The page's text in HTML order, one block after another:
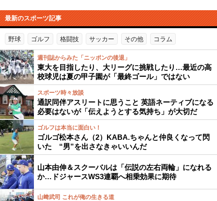
最新のスポーツ記事
野球 ゴルフ 格闘技 サッカー その他 コラム
週刊誌からみた「ニッポンの後退」
東大を目指したり、大リーグに挑戦したり…最近の高
校球児は夏の甲子園が「最終ゴール」ではない
スポーツ時々放談
通訳同伴アスリートに思うこと 英語ネーティブになる
必要はないが「伝えようとする気持ち」が大切だ
ゴルフは本当に面白い！
ゴルゴ松本さん（2）KABA.ちゃんと仲良くなって閃
いた “男”を出さなきゃいいんだ
山本由伸＆スクーバルは「伝説の左右両輪」になれる
か…ドジャースWS3連覇へ相乗効果に期待
山﨑武司 これが俺の生きる道